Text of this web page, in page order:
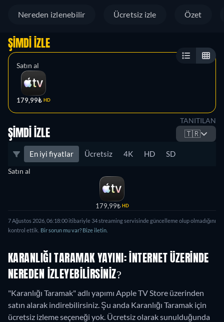
Nereden izlenebilir Ücretsiz izle Özet
ŞIMDI İZLE
Satın al
179,99₺ HD
TANITILAN
ŞIMDI İZLE 🇹🇷
En iyi fiyatlar Ücretsiz 4K HD SD
Satın al
179,99₺ HD
7 Ağustos 2026, 06:18:00 itibariyle 34 streaming servisinde güncelleme olup olmadığını
kontrol ettik. Bir sorun mu var? Bize iletin.
KARANLIĞI TARAMAK YAYINI: İNTERNET ÜZERINDE
NEREDEN IZLEYEBILIRSINIZ?
"Karanlığı Taramak" adlı yapımı Apple TV Store üzerinden
satın alarak indirebilirsiniz. Şu anda Karanlığı Taramak için
ücretsiz izleme seçeneği yok. Ücretsiz olarak sunulduğunda